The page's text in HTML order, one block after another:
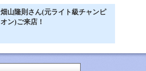
畑山隆則さん(元ライト級チャンピ
オン)ご来店！